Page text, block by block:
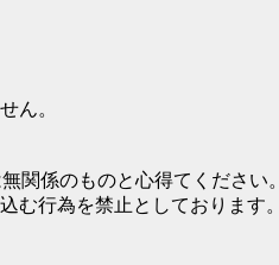
ん。
関係のものと心得てください。
む行為を禁止としております。